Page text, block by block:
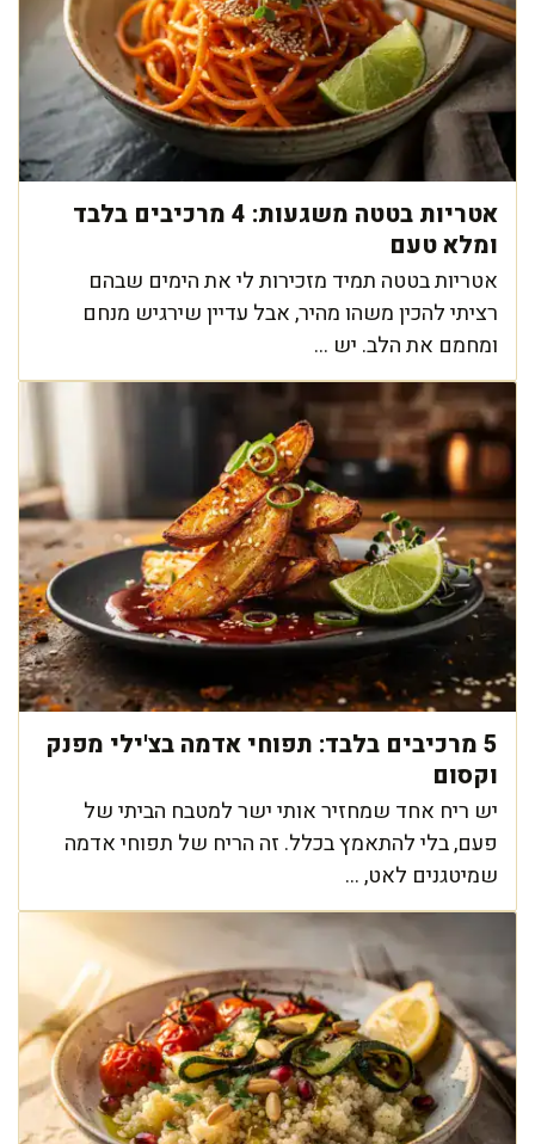
אטריות בטטה משגעות: 4 מרכיבים בלבד
ומלא טעם
אטריות בטטה תמיד מזכירות לי את הימים שבהם
רציתי להכין משהו מהיר, אבל עדיין שירגיש מנחם
ומחמם את הלב. יש ...
5 מרכיבים בלבד: תפוחי אדמה בצ'ילי מפנק
וקסום
יש ריח אחד שמחזיר אותי ישר למטבח הביתי של
פעם, בלי להתאמץ בכלל. זה הריח של תפוחי אדמה
שמיטגנים לאט, ...